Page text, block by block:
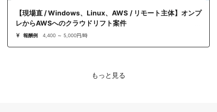
【現場直 / Windows、Linux、AWS / リモート主体】オンプ
レからAWSへのクラウドリフト案件
報酬例 4,400 ～ 5,000円/時
もっと見る